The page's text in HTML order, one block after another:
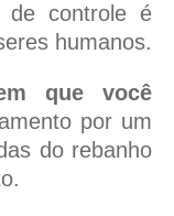
de controle é
humanos.
que você
por um
do rebanho